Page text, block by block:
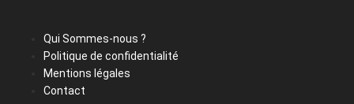
Qui Sommes-nous ?
Politique de confidentialité
Mentions légales
Contact